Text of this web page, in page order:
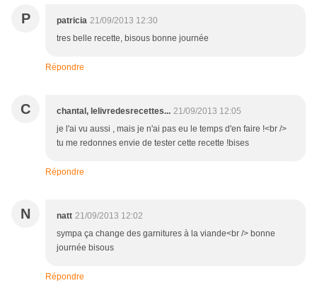
P patricia 21/09/2013 12:30
tres belle recette, bisous bonne journée
Répondre
C chantal, lelivredesrecettes... 21/09/2013 12:05
je l'ai vu aussi , mais je n'ai pas eu le temps d'en faire !<br />
tu me redonnes envie de tester cette recette !bises
Répondre
N natt 21/09/2013 12:02
sympa ça change des garnitures à la viande<br /> bonne
journée bisous
Répondre